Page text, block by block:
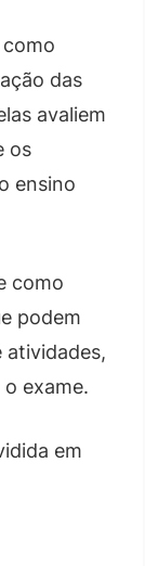
das
avaliem
os
ensino
como
podem
atividades,
exame.
em